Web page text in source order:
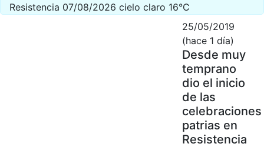
Resistencia 07/08/2026 cielo claro 16°C
25/05/2019
(hace 1 día)
Desde muy
temprano
dio el inicio
de las
celebraciones
patrias en
Resistencia